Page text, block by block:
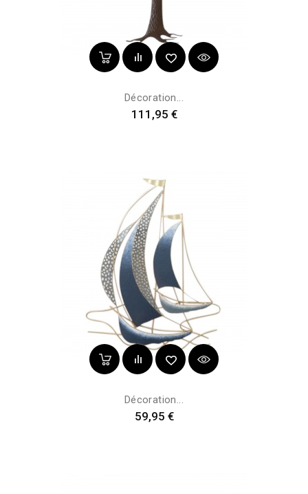
Décoration...
Prix
111,95 €
Décoration...
Prix
59,95 €